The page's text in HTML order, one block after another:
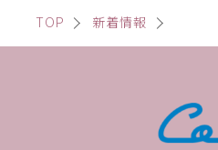
TOP 新着情報